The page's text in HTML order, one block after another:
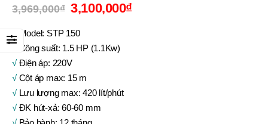
3,969,000₫ 3,100,000₫
√
Model: STP 150
Công suất: 1.5 HP (1.1Kw)
√ Điện áp: 220V
√ Cột áp max: 15 m
√ Lưu lượng max: 420 lít/phút
√ ĐK hút-xả: 60-60 mm